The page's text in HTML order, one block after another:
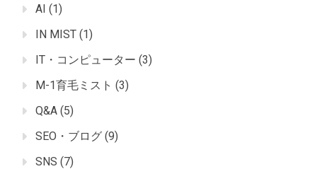
AI (1)
IN MIST (1)
IT・コンピューター (3)
M-1育毛ミスト (3)
Q&A (5)
SEO・ブログ (9)
SNS (7)